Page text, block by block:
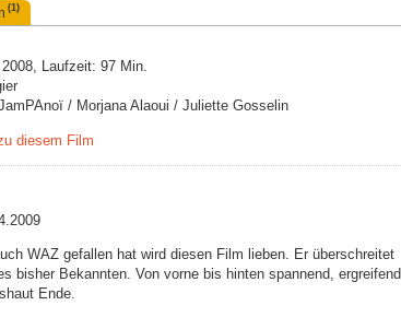
(1)
Laufzeit: 97 Min.
/ Morjana Alaoui / Juliette Gosselin
diesem Film
WAZ gefallen hat wird diesen Film lieben. Er überschreitet
bisher Bekannten. Von vorne bis hinten spannend, ergreifend
Ende.